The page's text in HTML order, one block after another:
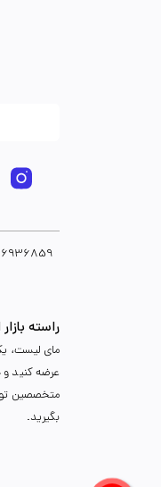
راسته
مای لیست،
عرضه کنید و
متخصصین
بگیرید.